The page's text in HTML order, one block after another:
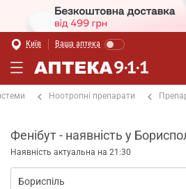
Київ Ваша аптека
Ноотропні препарати
Фенібут - наявність у
Наявність актуальна на 21:30